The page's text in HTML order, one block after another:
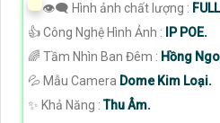
👁️‍🗨 Hình ảnh chất lượng :
👍 Công Nghệ Hình Ảnh :
IP POE.
🌈 Tầm Nhìn Ban Đêm : Hồng
💦 Mẫu Camera Dome Kim Loại.
️✨ Khả Năng :Thu Âm.